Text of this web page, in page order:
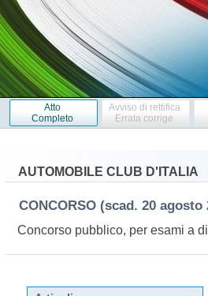
Atto
Completo
Avviso di rettifica
Errata corrige
AUTOMOBILE CLUB D'ITALIA
CONCORSO (scad. 20 agosto
Concorso pubblico, per esami a